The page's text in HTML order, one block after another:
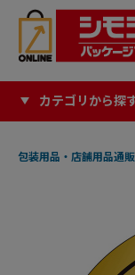
カテゴリから探
包装用品・店舗用品通